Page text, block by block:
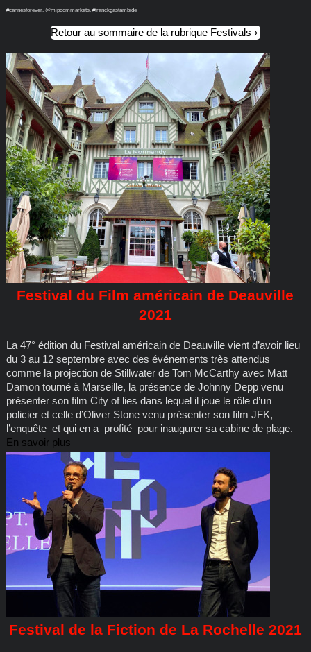
#cannesforever, @mipcommarkets, #franckgastambide
Retour au sommaire de la rubrique Festivals
Festival du Film américain de Deauville
2021
La 47° édition du Festival américain de Deauville vient d’avoir lieu
du 3 au 12 septembre avec des événements très attendus
comme la projection de Stillwater de Tom McCarthy avec Matt
Damon tourné à Marseille, la présence de Johnny Depp venu
présenter son film City of lies dans lequel il joue le rôle d’un
policier et celle d’Oliver Stone venu présenter son film JFK,
l’enquête et qui en a profité pour inaugurer sa cabine de plage.
En savoir plus
Festival de la Fiction de La Rochelle 2021